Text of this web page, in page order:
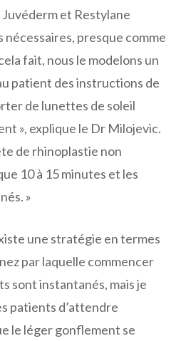
et Restylane
nécessaires, presque comme
fait, nous le modelons un
patient des instructions de
de lunettes de soleil
», explique le Dr Milojevic.
de rhinoplastie non
10 à 15 minutes et les
»
une stratégie en termes
par laquelle commencer
sont instantanés, mais je
patients d’attendre
le léger gonflement se